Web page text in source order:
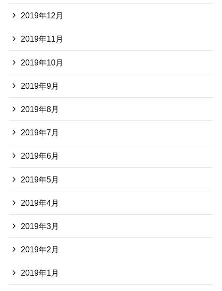
2019年12月
2019年11月
2019年10月
2019年9月
2019年8月
2019年7月
2019年6月
2019年5月
2019年4月
2019年3月
2019年2月
2019年1月